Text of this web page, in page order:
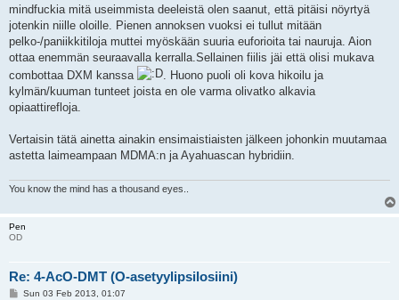
mindfuckia mitä useimmista deeleistä olen saanut, että pitäisi nöyrtyä
jotenkin niille oloille. Pienen annoksen vuoksi ei tullut mitään
pelko-/paniikkitiloja muttei myöskään suuria euforioita tai nauruja. Aion
ottaa enemmän seuraavalla kerralla.Sellainen fiilis jäi että olisi mukava
combottaa DXM kanssa
. Huono puoli oli kova hikoilu ja
kylmän/kuuman tunteet joista en ole varma olivatko alkavia
opiaattirefloja.
Vertaisin tätä ainetta ainakin ensimaistiaisten jälkeen johonkin muutamaa
astetta laimeampaan MDMA:n ja Ayahuascan hybridiin.
You know the mind has a thousand eyes..
Pen
OD
Re: 4-AcO-DMT (O-asetyylipsilosiini)
PSun 03 Feb 2013, 01:07